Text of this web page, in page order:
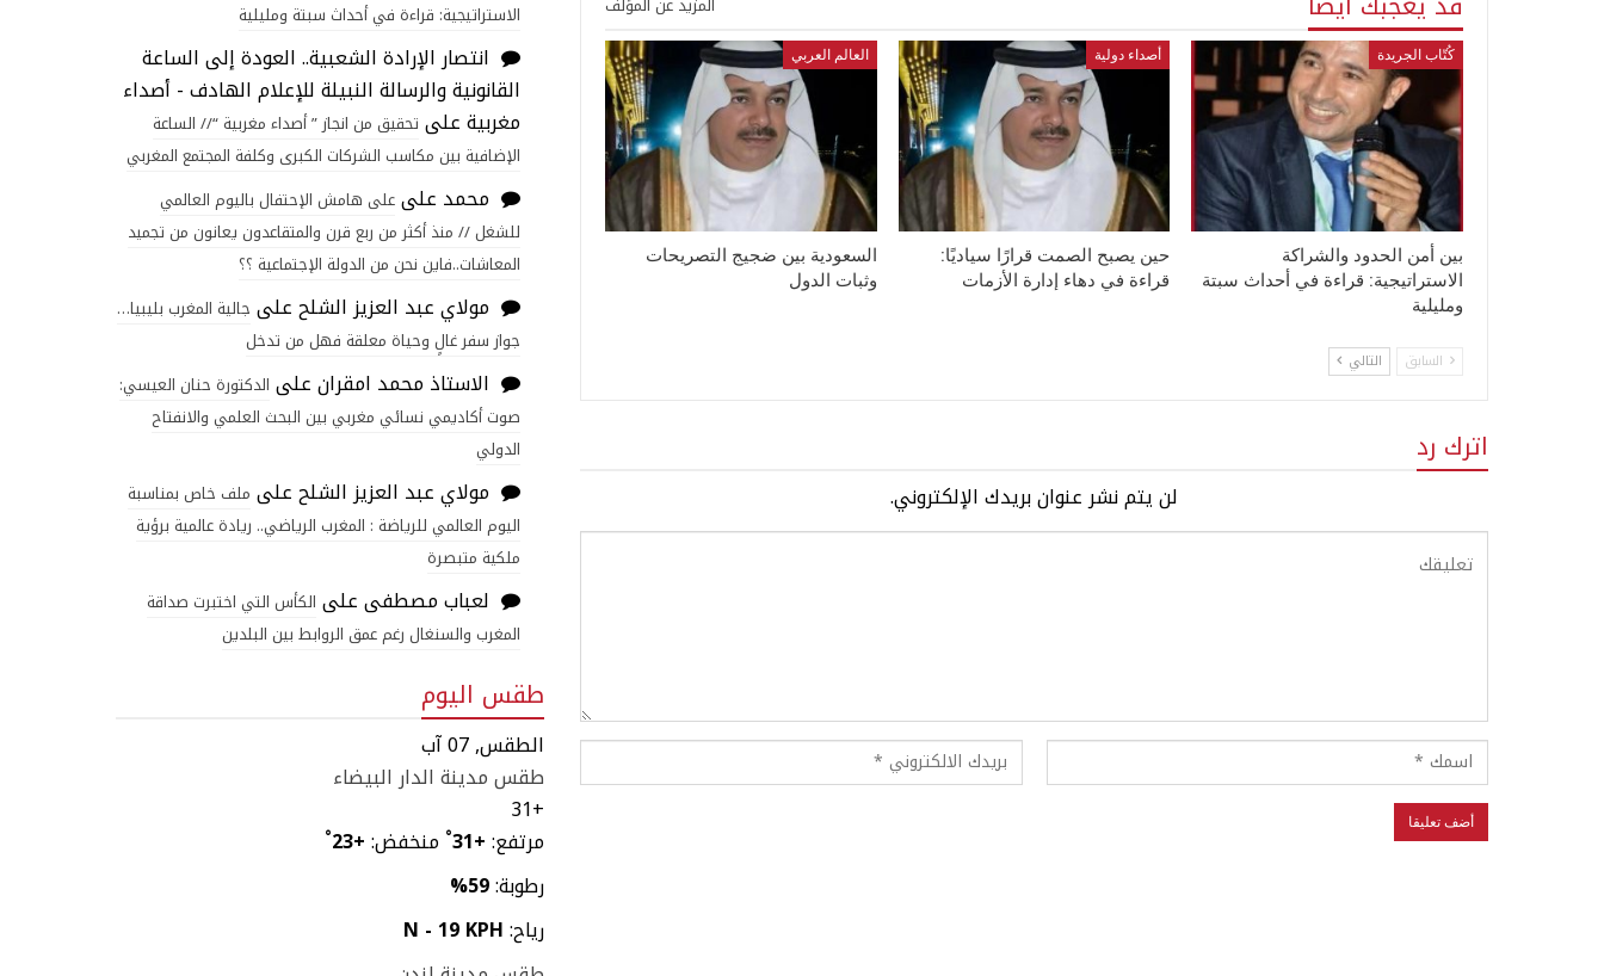
كُتّاب الجريدة
بين أمن الحدود والشراكة
الاستراتيجية: قراءة في أحداث سبتة
ومليلية
أصداء دولية
حين يصبح الصمت قرارًا سياديًا:
قراءة في دهاء إدارة الأزمات
العالم العربي
السعودية بين ضجيج التصريحات
وثبات الدول
السابق التالي
اترك رد
لن يتم نشر عنوان بريدك الإلكتروني.
الاستراتيجية: قراءة في أحداث سبتة ومليلية
انتصار الإرادة الشعبية.. العودة إلى الساعة
القانونية والرسالة النبيلة للإعلام الهادف - أصداء
مغربيةعلى تحقيق من انجاز ” أصداء مغربية “// الساعة
الإضافية بين مكاسب الشركات الكبرى وكلفة المجتمع المغربي
محمد على على هامش الإحتفال باليوم العالمي
للشغل // منذ أكثر من ربع قرن والمتقاعدون يعانون من تجميد
المعاشات..فاين نحن من الدولة الإجتماعية ؟؟
مولاي عبد العزيز الشلحعلى جالية المغرب بليبيا…
جواز سفر غالٍ وحياة معلقة فهل من تدخل
الاستاذ محمد امقرانعلى الدكتورة حنان العيسي:
صوت أكاديمي نسائي مغربي بين البحث العلمي والانفتاح
الدولي
مولاي عبد العزيز الشلحعلى ملف خاص بمناسبة
اليوم العالمي للرياضة : المغرب الرياضي.. ريادة عالمية برؤية
ملكية متبصرة
لعباب مصطفىعلى الكأس التي اختبرت صداقة
المغرب والسنغال رغم عمق الروابط بين البلدين
طقس اليوم
الطقس, 07 آب
طقس مدينة الدار البيضاء
+
31
مرتفع:+
31
° منخفض:+
23
°
رطوبة:59%
رياح:N - 19 KPH